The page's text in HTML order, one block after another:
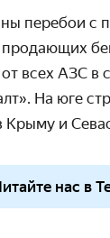
перебои с
всех АЗС в
На юге
Крыму и
нас в